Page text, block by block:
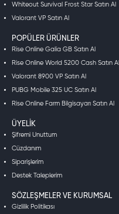
Whiteout Survival Frost Star Satın Al
Valorant VP Satın Al
POPÜLER ÜRÜNLER
Rise Online Galia GB Satın Al
Rise Online World 5200 Cash Satın Al
Valorant 8900 VP Satın Al
PUBG Mobile 325 UC Satın Al
Rise Online Farm Bilgisayarı Satın Al
ÜYELIK
Şifremi Unuttum
Cüzdanım
Siparişlerim
Destek Taleplerim
SÖZLEŞMELER VE KURUMSAL
Gizlilik Politikası